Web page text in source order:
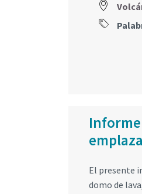
Informe
El presente
domo de